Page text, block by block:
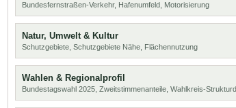
Bundesfernstraßen-Verkehr, Hafenumfeld, Motorisierung
Natur, Umwelt & Kultur
Schutzgebiete, Schutzgebiete Nähe, Flächennutzung
Wahlen & Regionalprofil
Bundestagswahl 2025, Zweitstimmenanteile, Wahlkreis-